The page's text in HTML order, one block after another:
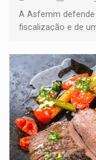
A Asfemm defende
fiscalização e de